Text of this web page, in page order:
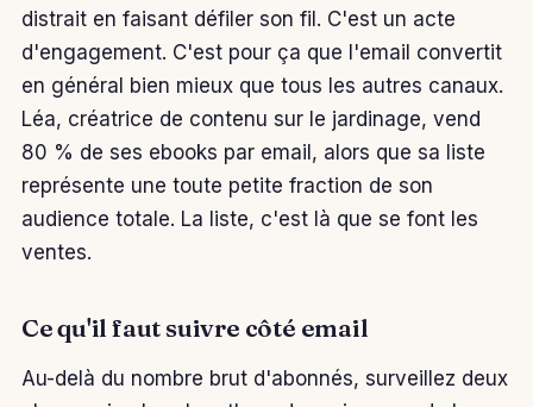
distrait en faisant défiler son fil. C'est un acte
d'engagement. C'est pour ça que l'email convertit
en général bien mieux que tous les autres canaux.
Léa, créatrice de contenu sur le jardinage, vend
80 % de ses ebooks par email, alors que sa liste
représente une toute petite fraction de son
audience totale. La liste, c'est là que se font les
ventes.
Ce qu'il faut suivre côté email
Au-delà du nombre brut d'abonnés, surveillez deux